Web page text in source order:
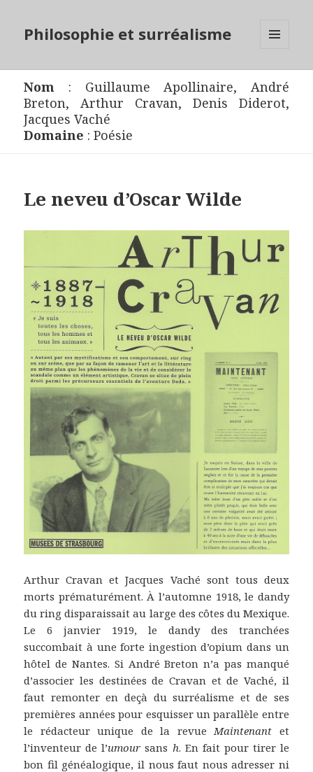
Philosophie et surréalisme
Nom : Guillaume Apollinaire, André
Breton,Arthur Cravan, Denis Diderot,
Jacques Vaché
Domaine :Poésie
Le neveu d’Oscar Wilde
Arthur Cravan et Jacques Vaché sont tous deux
morts prématurément. À l’automne 1918, le dandy
du ring disparaissait au large des côtes du Mexique.
Le 6 janvier 1919, le dandy des tranchées
succombait à une forte ingestion d’opium dans un
hôtel de Nantes. Si André Breton n’a pas manqué
d’associer les destinées de Cravan et de Vaché, il
faut remonter en deçà du surréalisme et de ses
premières années pour esquisser un parallèle entre
le rédacteur unique de la revueMaintenant et
l’inventeur de l’umour sans h. En fait pour tirer le
bon fil généalogique, il nous faut nous adresser ni